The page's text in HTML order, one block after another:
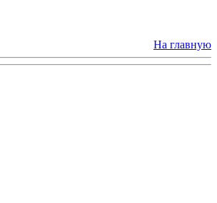
На главную